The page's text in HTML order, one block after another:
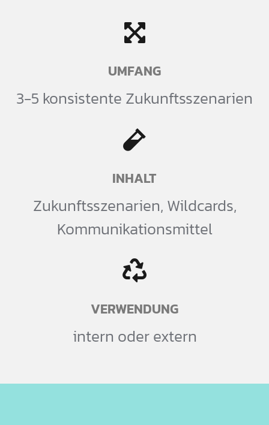
UMFANG
3-5 konsistente Zukunftsszenarien
INHALT
Zukunftsszenarien, Wildcards,
Kommunikationsmittel
VERWENDUNG
intern oder extern